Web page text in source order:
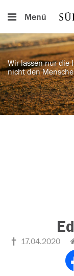
Menü
Wir lassen nur die
nicht den
17.04.2020